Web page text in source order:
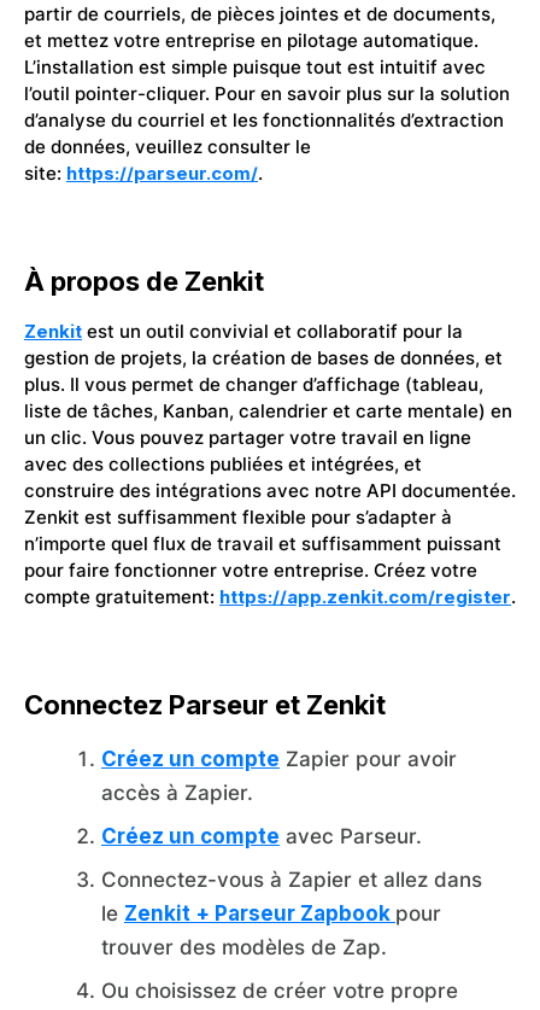
partir de courriels, de pièces jointes et de documents,
et mettez votre entreprise en pilotage automatique.
L’installation est simple puisque tout est intuitif avec
l’outil pointer-cliquer. Pour en savoir plus sur la solution
d’analyse du courriel et les fonctionnalités d’extraction
de données, veuillez consulter le
site: https://parseur.com/.
À propos de Zenkit
Zenkit est un outil convivial et collaboratif pour la
gestion de projets, la création de bases de données, et
plus. Il vous permet de changer d’affichage (tableau,
liste de tâches, Kanban, calendrier et carte mentale) en
un clic. Vous pouvez partager votre travail en ligne
avec des collections publiées et intégrées, et
construire des intégrations avec notre API documentée.
Zenkit est suffisamment flexible pour s’adapter à
n’importe quel flux de travail et suffisamment puissant
pour faire fonctionner votre entreprise. Créez votre
compte gratuitement: https://app.zenkit.com/register.
Connectez Parseur et Zenkit
Créez un compte Zapier pour avoir
accès à Zapier.
Créez un compte avec Parseur.
Connectez-vous à Zapier et allez dans
le Zenkit + Parseur Zapbook pour
trouver des modèles de Zap.
Ou choisissez de créer votre propre